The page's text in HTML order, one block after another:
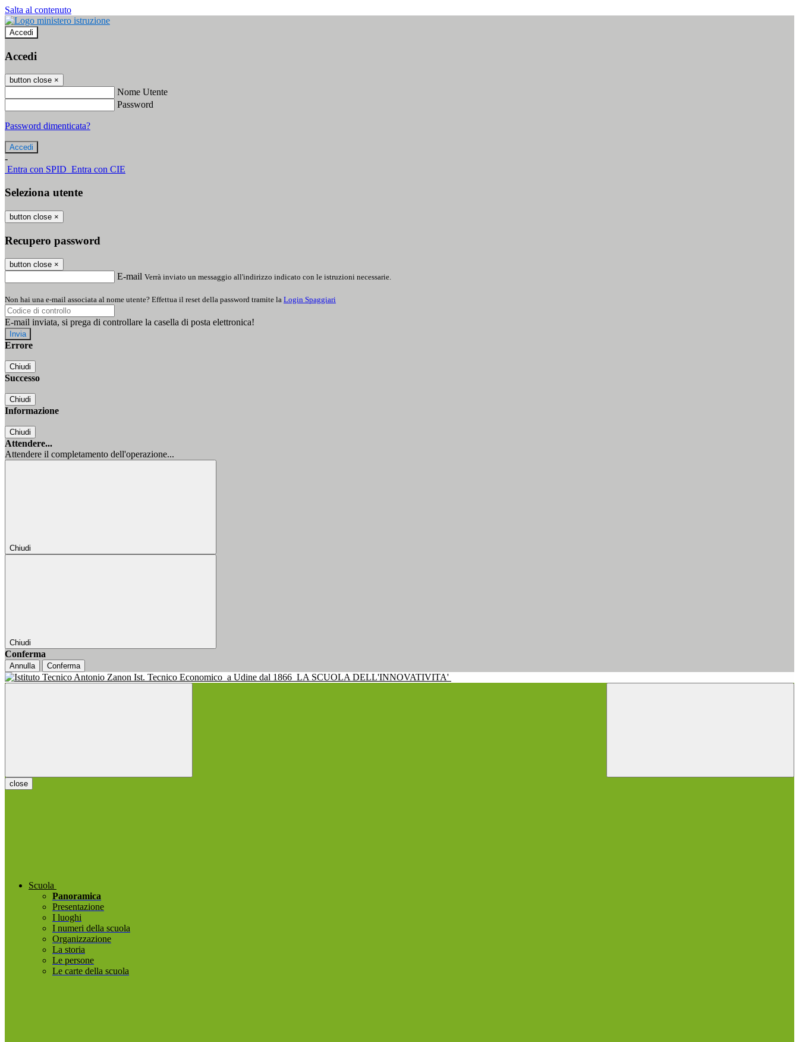
Salta al contenuto
Accedi
Accedi
button close ×
Nome Utente
Password
Password dimenticata?
-
Entra con SPID Entra con CIE
Seleziona utente
button close ×
Recupero password
button close ×
E-mail Verrà inviato un messaggio all'indirizzo indicato con le istruzioni necessarie.
Non hai una e-mail associata al nome utente? Effettua il reset della password tramite la Login Spaggiari
E-mail inviata, si prega di controllare la casella di posta elettronica!
Errore
Chiudi
Successo
Chiudi
Informazione
Chiudi
Attendere...
Attendere il completamento dell'operazione...
Chiudi
Chiudi
Conferma
Annulla Conferma
Ist. Tecnico Economico a Udine dal 1866 LA SCUOLA DELL'INNOVATIVITA'
close
Scuola
Panoramica
Presentazione
I luoghi
I numeri della scuola
Organizzazione
La storia
Le persone
Le carte della scuola